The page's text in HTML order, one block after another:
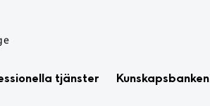
tjänster Kunskapsbanken